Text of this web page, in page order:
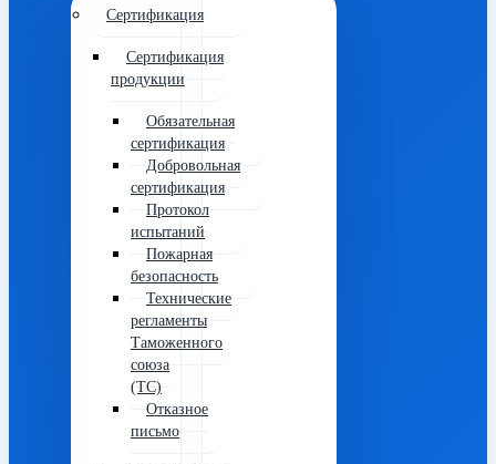
Сертификация
Сертификация
продукции
Обязательная
сертификация
Добровольная
сертификация
Протокол
испытаний
Пожарная
безопасность
Технические
регламенты
Таможенного
союза
(ТС)
Отказное
письмо